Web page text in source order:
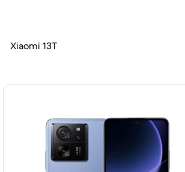
Xiaomi 13T